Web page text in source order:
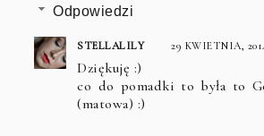
Odpowiedzi
STELLALILY 29 KWIETNIA,
Dziękuję :)
co do pomadki to była to
(matowa) :)